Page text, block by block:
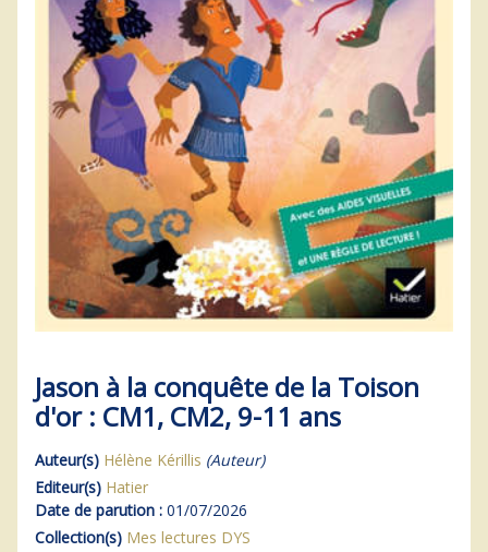
Jason à la conquête de la Toison
d'or : CM1, CM2, 9-11 ans
Auteur(s) Hélène Kérillis (Auteur)
Editeur(s) Hatier
Date de parution : 01/07/2026
Collection(s) Mes lectures DYS